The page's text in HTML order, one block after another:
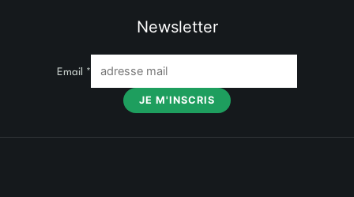
Newsletter
Email *
JE M'INSCRIS